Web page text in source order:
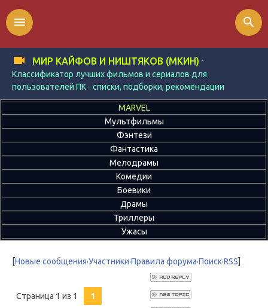
МИР КАЙФОВ И НИШТЯКОВ (МКИН) -
Классификатор лучших фильмов и сериалов для
пользователей ПК - списки, подборки, рекомендации
menu search
MARVEL
Мультфильмы
Фэнтези
Фантастика
Мелодрамы
Комедии
Боевики
Драмы
Триллеры
Ужасы
[Новые сообщения·Участники·Правила форума·Поиск·RSS]
Страница 1 из 1 1